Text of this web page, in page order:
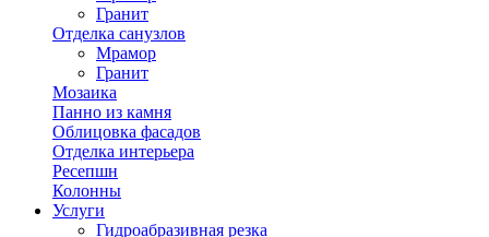
Гранит
Отделка санузлов
Мрамор
Гранит
Мозаика
Панно из камня
Облицовка фасадов
Отделка интерьера
Ресепшн
Колонны
Услуги
Гидроабразивная резка